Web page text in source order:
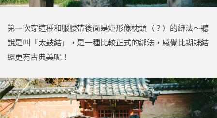
第一次穿這種和服腰帶後面是矩形像枕頭（？）的綁法～聽
說是叫「太鼓結」，是一種比較正式的綁法，感覺比蝴蝶結
還更有古典美呢！